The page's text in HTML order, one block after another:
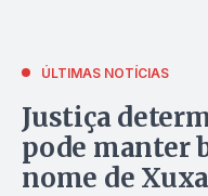
ÚLTIMAS NOTÍCIAS
Justiça
pode manter
nome de